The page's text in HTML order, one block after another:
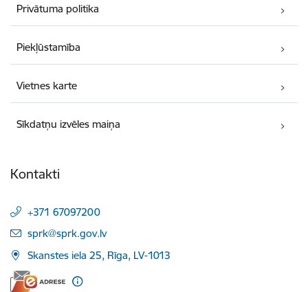
Privātuma politika
Piekļūstamība
Vietnes karte
Sīkdatņu izvēles maiņa
Kontakti
+371 67097200
E-pasts:
sprk@sprk.gov.lv
Skanstes iela 25, Rīga, LV-1013